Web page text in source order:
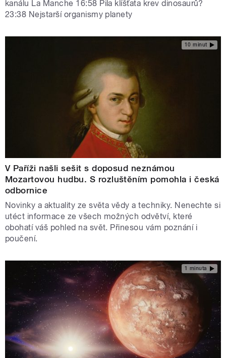
kanálu La Manche 16:58 Pila klíšťata krev dinosaurů?
23:38 Nejstarší organismy planety
10 minut
V Paříži našli sešit s doposud neznámou
Mozartovou hudbu. S rozluštěním pomohla i česká
odbornice
Novinky a aktuality ze světa vědy a techniky. Nenechte si
utéct informace ze všech možných odvětví, které
obohatí váš pohled na svět. Přinesou vám poznání i
poučení.
1 minuta